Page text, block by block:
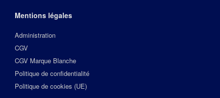
Mentions légales
Administration
CGV
CGV Marque Blanche
Politique de confidentialité
Politique de cookies (UE)